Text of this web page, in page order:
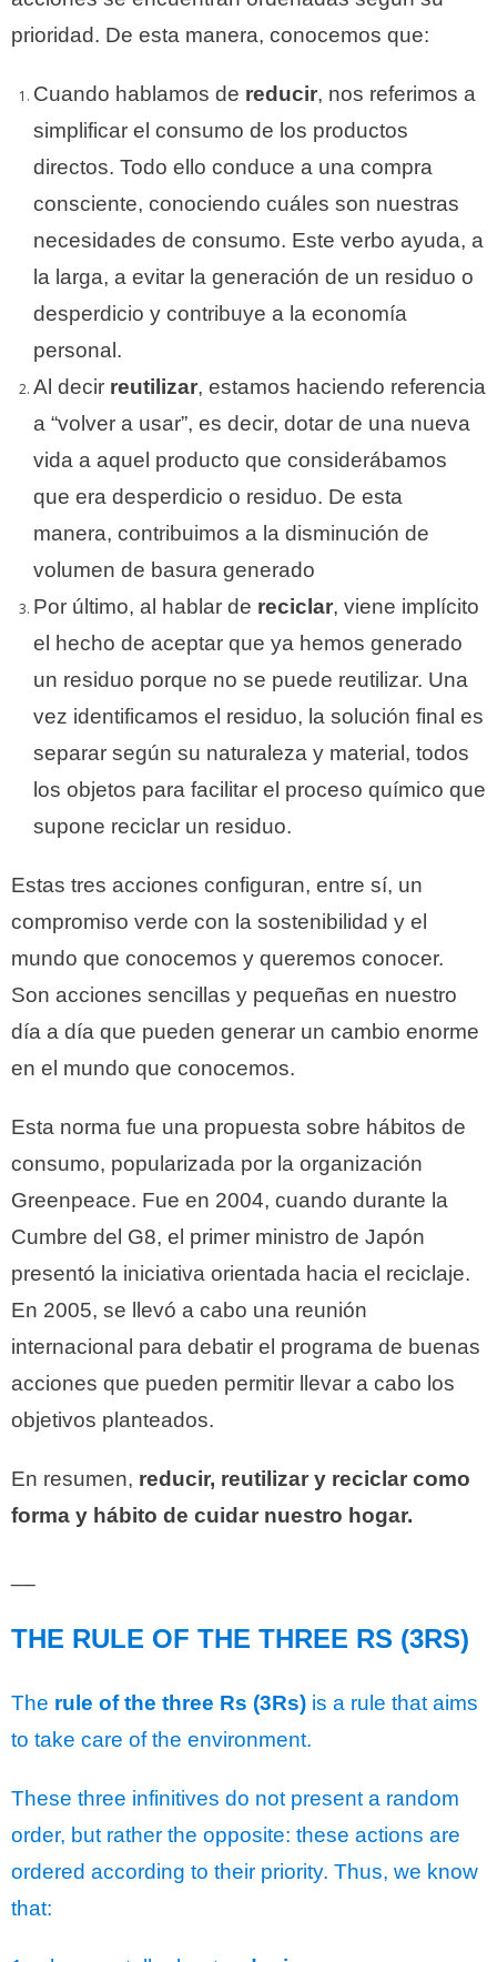
prioridad. De esta manera, conocemos que:
Cuando hablamos de reducir, nos referimos a
simplificar el consumo de los productos
directos. Todo ello conduce a una compra
consciente, conociendo cuáles son nuestras
necesidades de consumo. Este verbo ayuda, a
la larga, a evitar la generación de un residuo o
desperdicio y contribuye a la economía
personal.
Al decir reutilizar, estamos haciendo referencia
a “volver a usar”, es decir, dotar de una nueva
vida a aquel producto que considerábamos
que era desperdicio o residuo. De esta
manera, contribuimos a la disminución de
volumen de basura generado
Por último, al hablar de reciclar, viene implícito
el hecho de aceptar que ya hemos generado
un residuo porque no se puede reutilizar. Una
vez identificamos el residuo, la solución final es
separar según su naturaleza y material, todos
los objetos para facilitar el proceso químico que
supone reciclar un residuo.
Estas tres acciones configuran, entre sí, un
compromiso verde con la sostenibilidad y el
mundo que conocemos y queremos conocer.
Son acciones sencillas y pequeñas en nuestro
día a día que pueden generar un cambio enorme
en el mundo que conocemos.
Esta norma fue una propuesta sobre hábitos de
consumo, popularizada por la organización
Greenpeace. Fue en 2004, cuando durante la
Cumbre del G8, el primer ministro de Japón
presentó la iniciativa orientada hacia el reciclaje.
En 2005, se llevó a cabo una reunión
internacional para debatir el programa de buenas
acciones que pueden permitir llevar a cabo los
objetivos planteados.
En resumen, reducir, reutilizar y reciclar como
forma y hábito de cuidar nuestro hogar.
THE RULE OF THE THREE RS (3RS)
The rule of the three Rs (3Rs) is a rule that aims
to take care of the environment.
These three infinitives do not present a random
order, but rather the opposite: these actions are
ordered according to their priority. Thus, we know
that: